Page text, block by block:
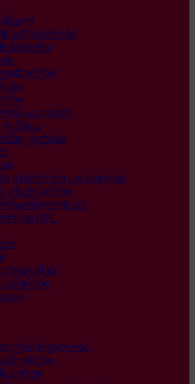
აქსესუარები
საკიდები
სკანერები კოპიერები
აქსესუარები
UPC
სისტემები
რეალობა